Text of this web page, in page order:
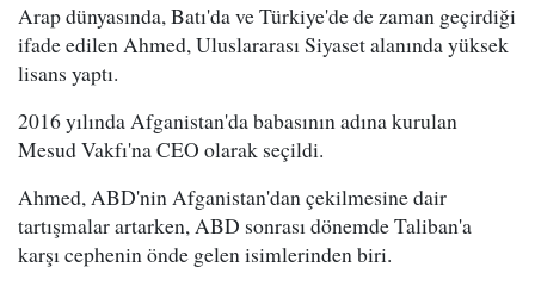
Arap dünyasında, Batı'da ve Türkiye'de de zaman geçirdiği
ifade edilen Ahmed, Uluslararası Siyaset alanında yüksek
lisans yaptı.
2016 yılında Afganistan'da babasının adına kurulan
Mesud Vakfı'na CEO olarak seçildi.
Ahmed, ABD'nin Afganistan'dan çekilmesine dair
tartışmalar artarken, ABD sonrası dönemde Taliban'a
karşı cephenin önde gelen isimlerinden biri.